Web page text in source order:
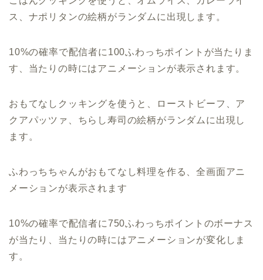
ス、ナポリタンの絵柄がランダムに出現します。
10%の確率で配信者に100ふわっちポイントが当たりま
す、当たりの時にはアニメーションが表示されます。
おもてなしクッキングを使うと、ローストビーフ、ア
クアパッツァ、ちらし寿司の絵柄がランダムに出現し
ます。
ふわっちちゃんがおもてなし料理を作る、全画面アニ
メーションが表示されます
10%の確率で配信者に750ふわっちポイントのボーナス
が当たり、当たりの時にはアニメーションが変化しま
す。